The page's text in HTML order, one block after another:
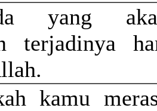
yang
terjadinya
kamu